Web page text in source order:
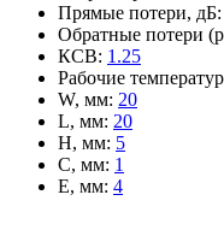
Прямые потери, дБ:
Обратные потери
КСВ: 1.25
Рабочие
W, мм: 20
L, мм: 20
H, мм: 5
C, мм: 1
E, мм: 4